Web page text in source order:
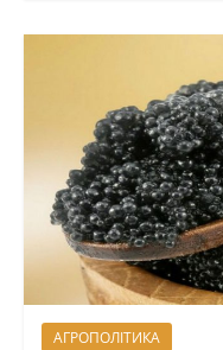
АГРОПОЛІТИКА